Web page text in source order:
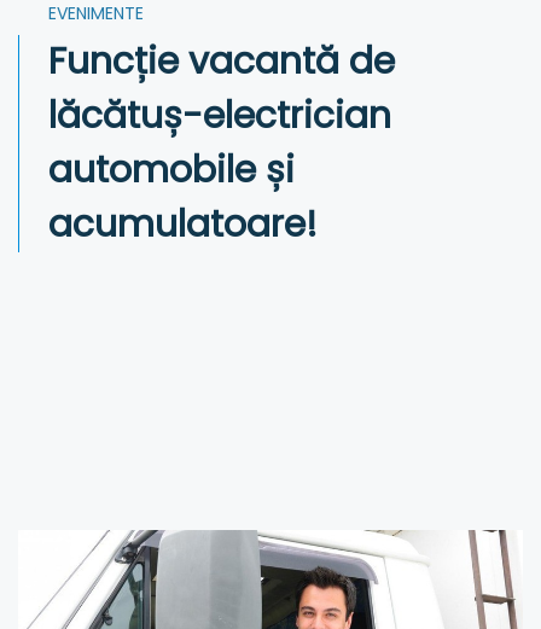
EVENIMENTE
Funcție vacantă de
lăcătuș-electrician
automobile și
acumulatoare!